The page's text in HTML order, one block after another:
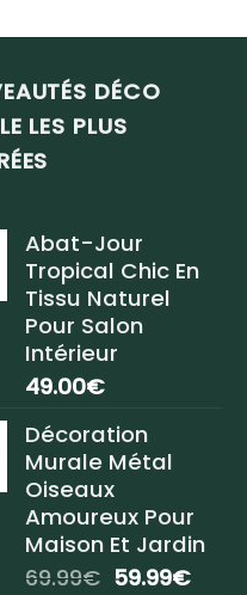
DÉCO
LES PLUS
Abat-Jour
Tropical Chic En
Tissu Naturel
Pour Salon
Intérieur
49.00€
Décoration
Murale Métal
Oiseaux
Amoureux Pour
Maison Et Jardin
69.99€ Le
59.99€Le